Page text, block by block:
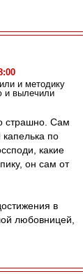
и методику
и вылечили
страшно. Сам
по
какие
он сам от
в
любовницей,